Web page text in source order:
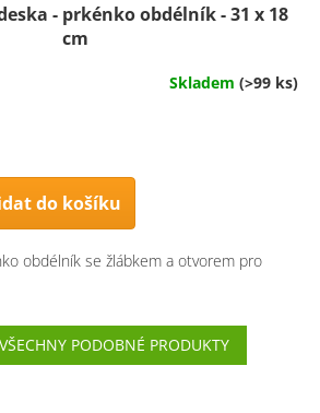
- prkénko obdélník - 31 x 18
cm
Skladem (>99 ks)
do košíku
obdélník se žlábkem a otvorem pro
PODOBNÉ PRODUKTY